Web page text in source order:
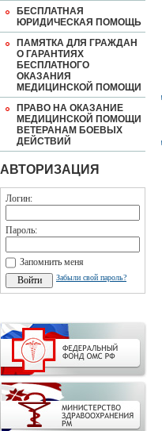
БЕСПЛАТНАЯ
ЮРИДИЧЕСКАЯ ПОМОЩЬ
ПАМЯТКА ДЛЯ ГРАЖДАН
О ГАРАНТИЯХ
БЕСПЛАТНОГО
ОКАЗАНИЯ
МЕДИЦИНСКОЙ ПОМОЩИ
ПРАВО НА ОКАЗАНИЕ
МЕДИЦИНСКОЙ ПОМОЩИ
ВЕТЕРАНАМ БОЕВЫХ
ДЕЙСТВИЙ
АВТОРИЗАЦИЯ
Логин:
Пароль:
Запомнить меня
Забыли свой пароль?